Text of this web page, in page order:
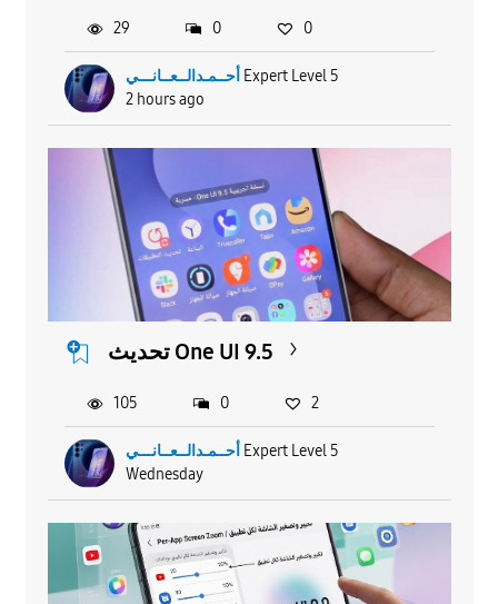
أحــمـدالــعــانـــي Expert Level 5
2 hours ago
29 0 0
تحديث One UI 9.5
أحــمـدالــعــانـــي Expert Level 5
Wednesday
105 0 2